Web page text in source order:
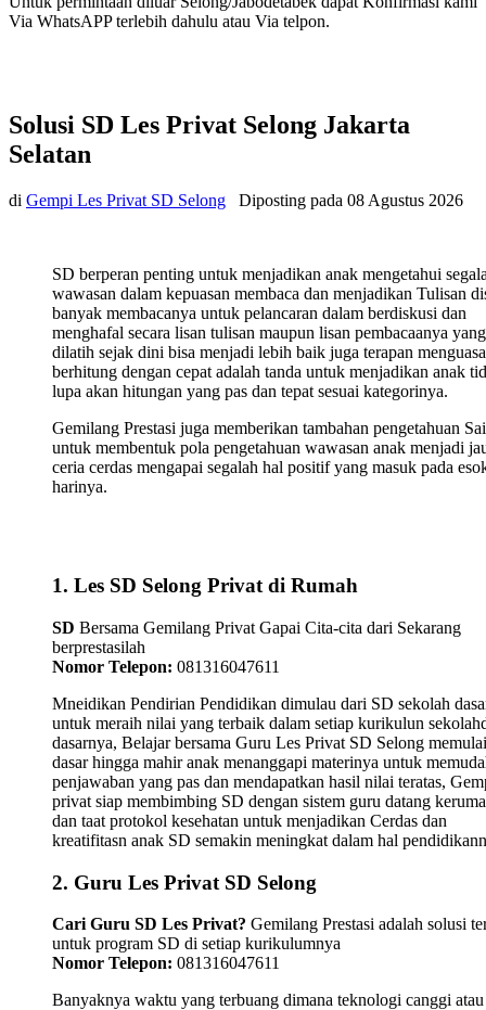
Via WhatsAPP terlebih dahulu atau Via telpon.
Solusi SD Les Privat Selong Jakarta
Selatan
di Gempi Les Privat SD Selong Diposting pada 08 Agustus 2026
SD berperan penting untuk menjadikan anak mengetahui
wawasan dalam kepuasan membaca dan menjadikan Tulisan
banyak membacanya untuk pelancaran dalam berdiskusi dan
menghafal secara lisan tulisan maupun lisan pembacaanya yang
dilatih sejak dini bisa menjadi lebih baik juga terapan
berhitung dengan cepat adalah tanda untuk menjadikan anak
lupa akan hitungan yang pas dan tepat sesuai kategorinya.
Gemilang Prestasi juga memberikan tambahan pengetahuan
untuk membentuk pola pengetahuan wawasan anak menjadi
ceria cerdas mengapai segalah hal positif yang masuk pada
harinya.
1. Les SD Selong Privat di Rumah
SD Bersama Gemilang Privat Gapai Cita-cita dari Sekarang
berprestasilah
Nomor Telepon: 081316047611
Mneidikan Pendirian Pendidikan dimulau dari SD sekolah
untuk meraih nilai yang terbaik dalam setiap kurikulun
dasarnya, Belajar bersama Guru Les Privat SD Selong memulai
dasar hingga mahir anak menanggapi materinya untuk
penjawaban yang pas dan mendapatkan hasil nilai teratas,
privat siap membimbing SD dengan sistem guru datang
dan taat protokol kesehatan untuk menjadikan Cerdas dan
kreatifitasn anak SD semakin meningkat dalam hal
2. Guru Les Privat SD Selong
Cari Guru SD Les Privat? Gemilang Prestasi adalah solusi
untuk program SD di setiap kurikulumnya
Nomor Telepon: 081316047611
Banyaknya waktu yang terbuang dimana teknologi canggi atau